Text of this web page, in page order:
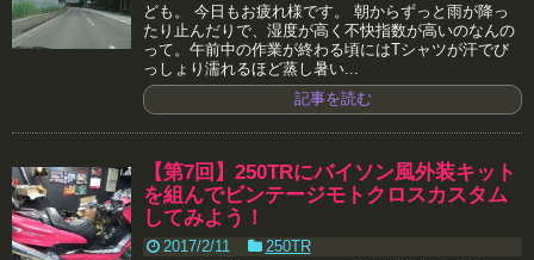
ども。 今日もお疲れ様です。 朝からずっと雨が降っ
たり止んだりで、湿度が高く不快指数が高いのなんの
って。午前中の作業が終わる頃にはTシャツが汗でび
っしょり濡れるほど蒸し暑い...
記事を読む
【第7回】250TRにバイソン風外装キット
を組んでビンテージモトクロスカスタム
してみよう！
2017/2/11
250TR